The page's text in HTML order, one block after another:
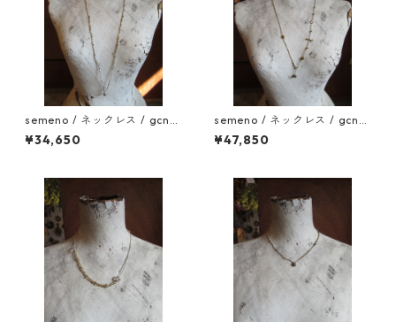
semeno / ネックレス / gcn-1
1 / 25aw
¥34,650
semeno / ネックレス / gcn-1
0 / 25aw
¥47,850